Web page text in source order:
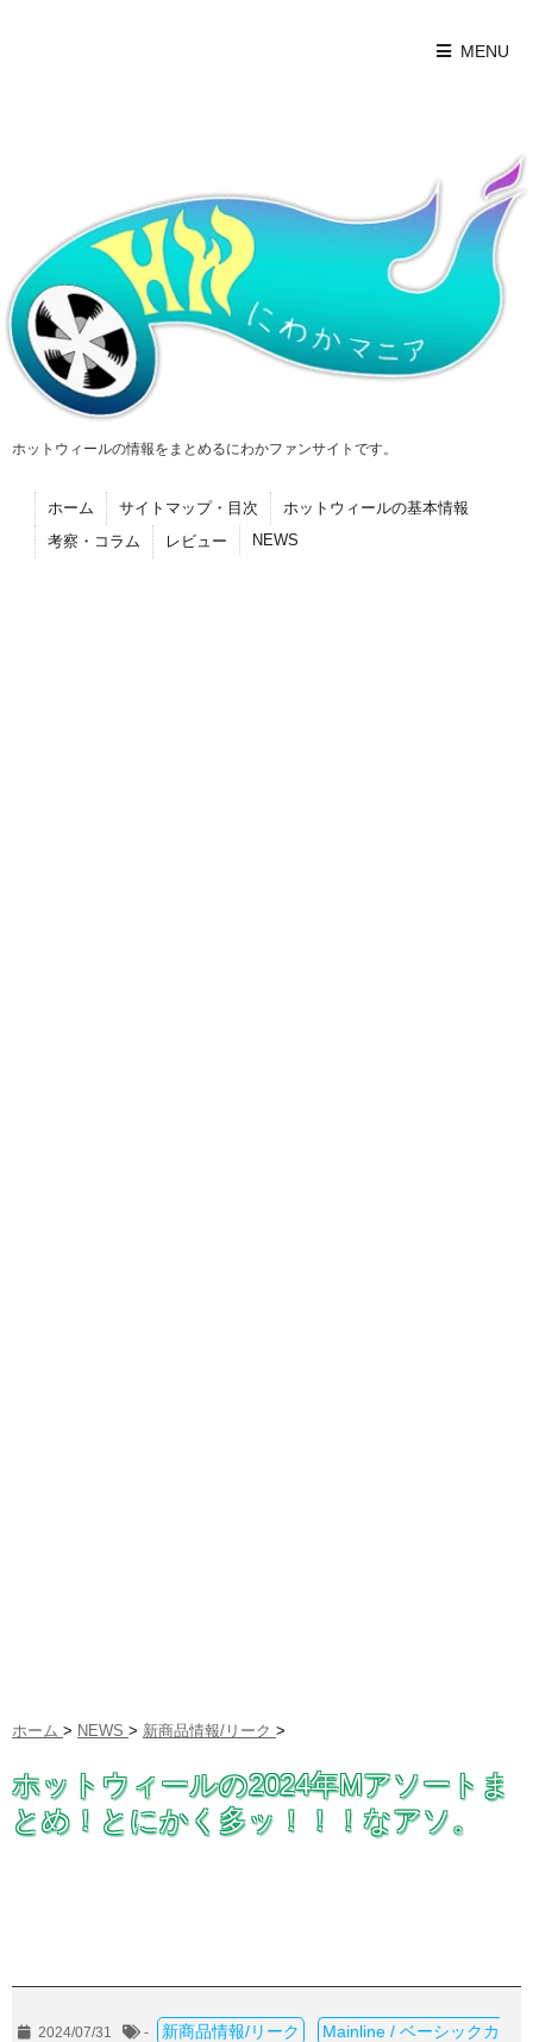
MENU
ホットウィールの情報をまとめるにわかファンサイトです。
ホーム サイトマップ・目次
ホットウィールの基本情報
考察・コラム
レビュー NEWS
ホーム > NEWS > 新商品情報/リーク >
ホットウィールの2024年Mアソートま
とめ！とにかく多ッ！！！なアソ。
2024/07/31 - 新商品情報/リーク Mainline / ベーシックカ